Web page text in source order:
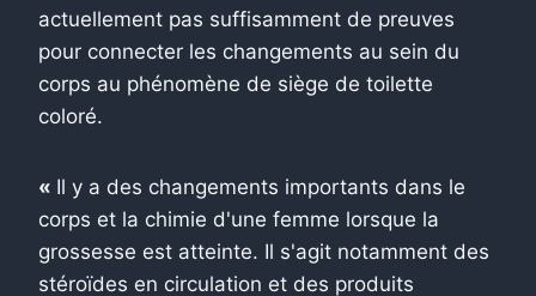
actuellement pas suffisamment de preuves
pour connecter les changements au sein du
corps au phénomène de siège de toilette
coloré.
« Il y a des changements importants dans le
corps et la chimie d'une femme lorsque la
grossesse est atteinte. Il s'agit notamment des
stéroïdes en circulation et des produits